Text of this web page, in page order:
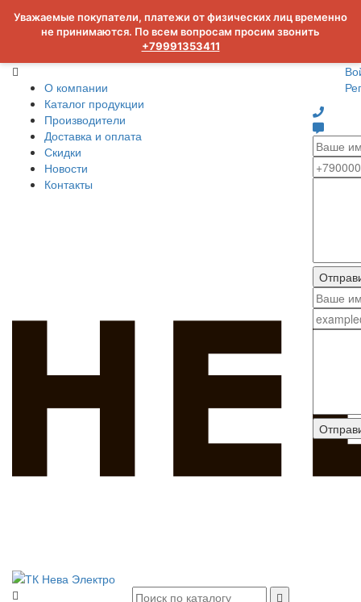
Уважаемые покупатели, платежи от физических лиц временно
не принимаются. По всем вопросам просим звонить
+79991353411
О компании
Каталог продукции
Производители
Доставка и оплата
Скидки
Новости
Контакты